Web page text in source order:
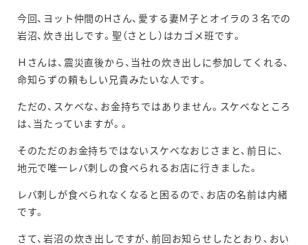
今回、ヨット仲間のHさん、愛する妻Ｍ子とオイラの３名での
岩沼、炊き出しです。聖（さとし）はカゴメ班です。
Ｈさんは、震災直後から、当社の炊き出しに参加してくれる、
命知らずの頼もしい兄貴みたいな人です。
ただの、スケベな、お金持ちではありません。スケベなところ
は、当たっていますが。。
そのただのお金持ちではないスケベなおじさまと、前日に、
地元で唯一レバ刺しの食べられるお店に行きました。
レバ刺しが食べられなくなると困るので、お店の名前は内緒
です。
さて、岩沼の炊き出しですが、前回お知らせしたとおり、おい